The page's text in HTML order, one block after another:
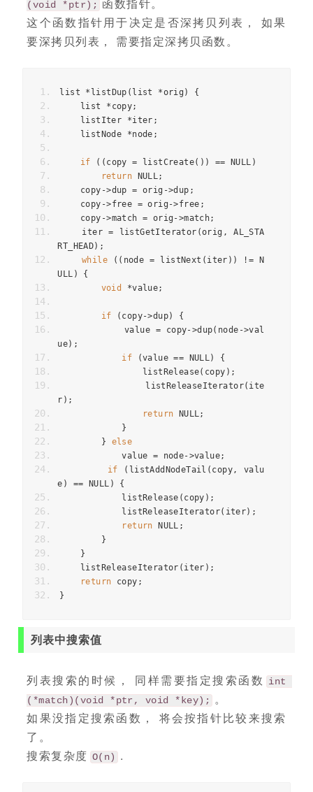
(void *ptr);
这个函数指针用于决定是否深拷贝列表， 如果
要深拷贝列表， 需要指定深拷贝函数。
list * listDup ( list *orig )
{
    list
* copy;
    listIter
*iter ;
    listNode
*node ;
if (( copy = listCreate()) == NULL )
return NULL;
    copy
->dup = orig ->dup ;
    copy
->free = orig ->free ;
    copy
->match = orig ->match;
    iter
= listGetIterator (orig ,
AL_STA
RT_HEAD);
while
(( node = listNext ( iter )) != N
ULL )
{
void
*value;
if ( copy->dup)
{
            value
= copy->dup( node ->val
ue);
if
(value == NULL)
{
                listRelease
( copy );
                listReleaseIterator
( ite
r );
return NULL;
}
}
else
            value
= node->value;
if
( listAddNodeTail ( copy,
valu
e ) == NULL )
{
            listRelease
( copy );
            listReleaseIterator
( iter);
return NULL ;
}
}
    listReleaseIterator
( iter );
return copy ;
}
列表中搜索值
列表搜索的时候， 同样需要指定搜索函数
int
(*match)(void *ptr, void *key);
。
如果没指定搜索函数， 将会按指针比较来搜索
了。
搜索复杂度 O(n) .